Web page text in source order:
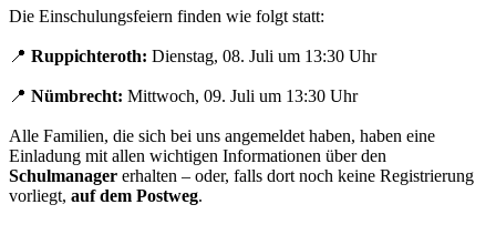
Die Einschulungsfeiern finden wie folgt statt:
📍 Ruppichteroth: Dienstag, 08. Juli um 13:30 Uhr
📍 Nümbrecht: Mittwoch, 09. Juli um 13:30 Uhr
Alle Familien, die sich bei uns angemeldet haben, haben eine
Einladung mit allen wichtigen Informationen über den
Schulmanager erhalten – oder, falls dort noch keine Registrierung
vorliegt, auf dem Postweg.